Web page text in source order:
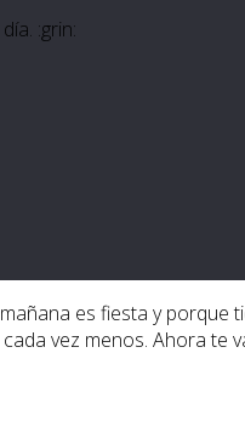
:grin:
es fiesta y
vez menos. Ahora te